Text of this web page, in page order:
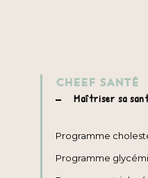
CHEEF SANTÉ
Maîtriser sa
Programme
Programme